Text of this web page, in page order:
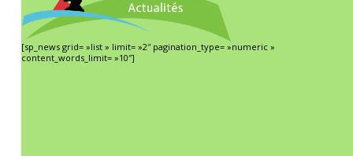
[sp_news grid= »list » limit= »2″ pagination_type= »numeric »
content_words_limit= »10″]